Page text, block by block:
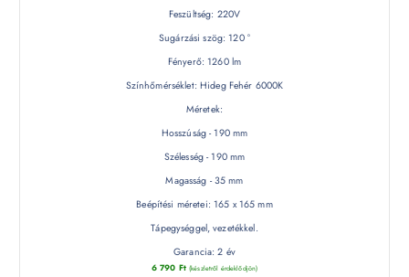
Feszültség: 220V
Sugárzási szög: 120 °
Fényerő: 1260 lm
Színhőmérséklet: Hideg Fehér 6000K
Méretek:
Hosszúság - 190 mm
Szélesség - 190 mm
Magasság - 35 mm
Beépítési méretei: 165 x 165 mm
Tápegységgel, vezetékkel.
Garancia: 2 év
6 790 Ft (készletről érdeklődjön)